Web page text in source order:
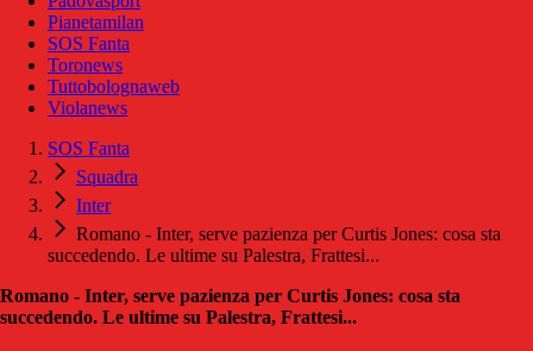
Pianetamilan
SOS Fanta
Toronews
Tuttobolognaweb
Violanews
SOS Fanta
Squadra
Inter
Romano - Inter, serve pazienza per Curtis Jones: cosa sta
succedendo. Le ultime su Palestra, Frattesi...
Romano - Inter, serve pazienza per Curtis Jones: cosa sta
succedendo. Le ultime su Palestra, Frattesi...